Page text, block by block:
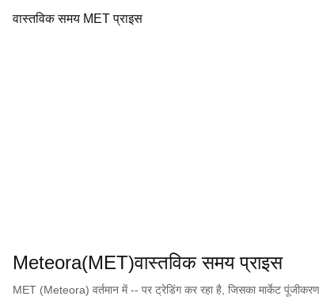
वास्तविक समय MET प्राइस
Meteora(MET)वास्तविक समय प्राइस
MET (Meteora) वर्तमान में -- पर ट्रेडिंग कर रहा है, जिसका मार्केट